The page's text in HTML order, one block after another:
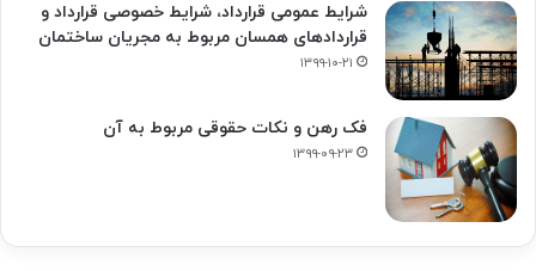
شرایط عمومی قرارداد، شرایط خصوصی قرارداد و
قراردادهای همسان مربوط به مجریان ساختمان
۱۳۹۹-۱۰-۲۱
فک‌ رهن و نکات حقوقی مربوط به آن
۱۳۹۹-۰۹-۲۳